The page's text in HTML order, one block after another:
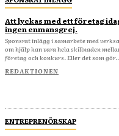
Att lyckas med ett företag
ingen enmansgrej.
Sponsrat inlägg i samarbete med
om hjälp kan vara hela skillnaden
företag och konkurs. Eller det som
REDAKTIONEN
ENTREPRENÖRSKAP